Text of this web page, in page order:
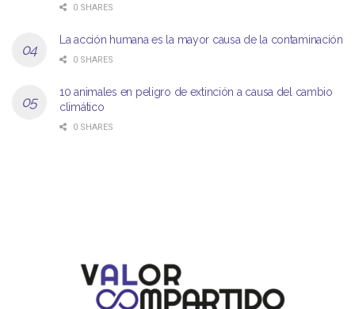
0 SHARES
La acción humana es la mayor causa de la contaminación
0 SHARES
10 animales en peligro de extinción a causa del cambio
climático
0 SHARES